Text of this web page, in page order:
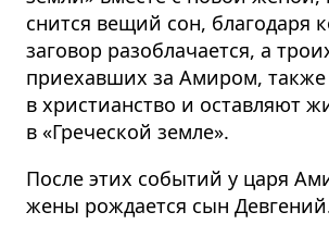
снится вещий сон, благодаря
заговор разоблачается, а
приехавших за Амиром,
в христианство и оставляют
в «Греческой земле».
После этих событий у царя
жены рождается сын